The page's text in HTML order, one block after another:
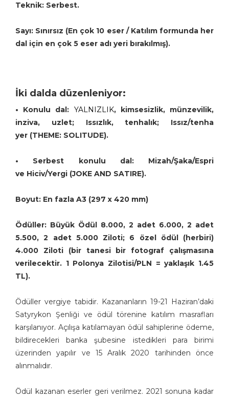
Teknik: Serbest.
Sayı: Sınırsız (En çok 10 eser / Katılım formunda her
dal için en çok 5 eser adı yeri bırakılmış).
İki dalda düzenleniyor:
• Konulu dal: YALNIZLIK, kimsesizlik, münzevilik,
inziva, uzlet; Issızlık, tenhalık; Issız/tenha
yer (THEME: SOLITUDE).
• Serbest konulu dal: Mizah/Şaka/Espri
ve Hiciv/Yergi (JOKE AND SATIRE).
Boyut: En fazla A3 (297 x 420 mm)
Ödüller: Büyük Ödül 8.000, 2 adet 6.000, 2 adet
5.500, 2 adet 5.000 Ziloti; 6 özel ödül (herbiri)
4.000 Ziloti (bir tanesi bir fotograf çalışmasına
verilecektir. 1 Polonya Zilotisi/PLN = yaklaşık 1.45
TL).
Ödüller vergiye tabidir. Kazananların 19-21 Haziran’daki
Satyrykon Şenliği ve ödül törenine katılım masrafları
karşılanıyor. Açılışa katılamayan ödül sahiplerine ödeme,
bildirecekleri banka şubesine istedikleri para birimi
üzerinden yapılır ve 15 Aralık 2020 tarihinden önce
alınmalıdır.
Ödül kazanan eserler geri verilmez. 2021 sonuna kadar